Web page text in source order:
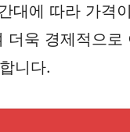
에 따라 가
욱 경제적으
니다.